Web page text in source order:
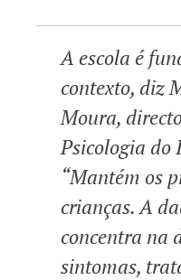
A escola é
contexto, diz
Moura,
Psicologia do
“Mantém os
crianças. A
concentra na
sintomas,